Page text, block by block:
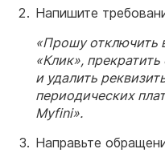
Напишите
«Прошу отключить
«Клик»,
и удалить
периодических
Myfini».
Направьте